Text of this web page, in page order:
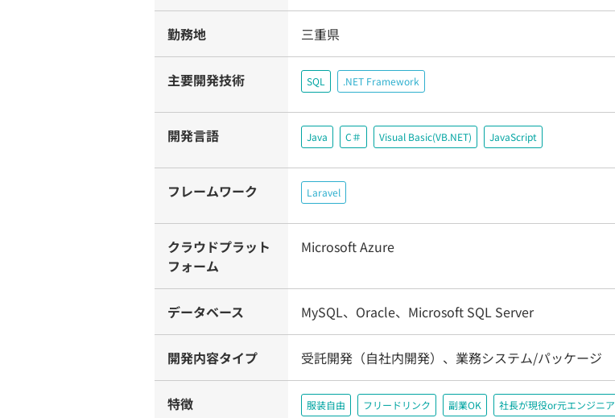
勤務地 三重県
主要開発技術 SQL .NET Framework
開発言語 Java C＃ Visual Basic(VB.NET) JavaScript
フレームワーク Laravel
クラウドプラット
フォーム
Microsoft Azure
データベース MySQL、Oracle、Microsoft SQL Server
開発内容タイプ 受託開発（自社内開発）、業務システム/パッケージ
特徴 服装自由 フリードリンク 副業OK 社長が現役or元エンジニア